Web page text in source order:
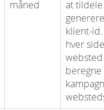
måned
at
klient-
hver
beregne